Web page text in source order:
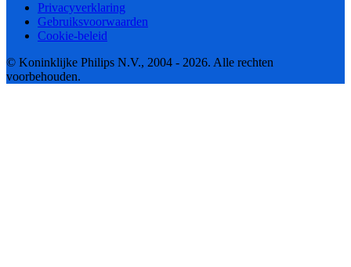
Privacyverklaring
Gebruiksvoorwaarden
Cookie-beleid
© Koninklijke Philips N.V., 2004 - 2026. Alle rechten
voorbehouden.